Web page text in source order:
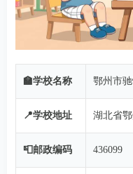
🏫学校名称 鄂州市
📍学校地址 湖北省
📮邮政编码 436099